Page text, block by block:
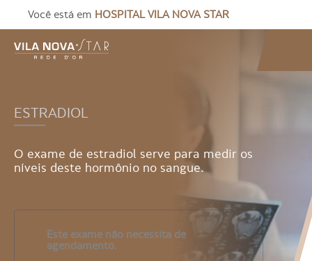
Você está em HOSPITAL VILA NOVA STAR
ESTRADIOL
O exame de estradiol serve para medir os
níveis deste hormônio no sangue.
Este exame não necessita de
agendamento.